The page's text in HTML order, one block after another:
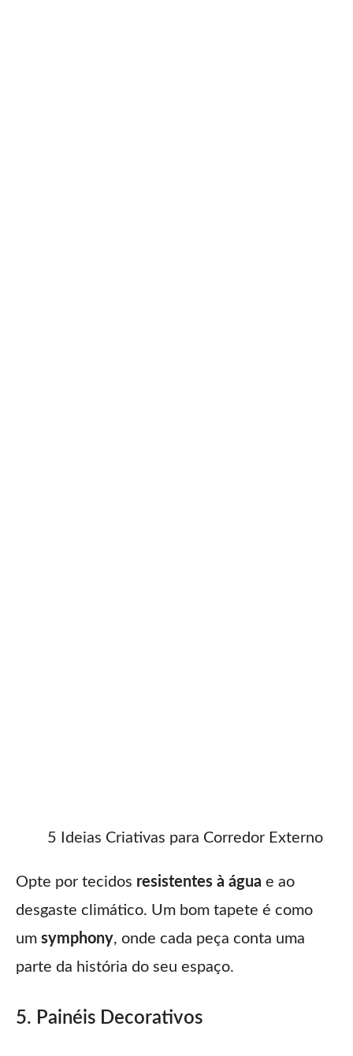
5 Ideias Criativas para Corredor Externo
Opte por tecidos resistentes à água e ao
desgaste climático. Um bom tapete é como
um symphony, onde cada peça conta uma
parte da história do seu espaço.
5. Painéis Decorativos